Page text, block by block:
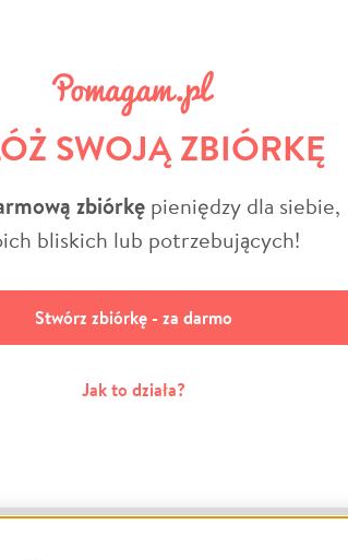
SWOJĄ ZBIÓRKĘ
zbiórkępieniędzy dla siebie,
bliskich lub potrzebujących!
Stwórz zbiórkę - za darmo
Jak to działa?